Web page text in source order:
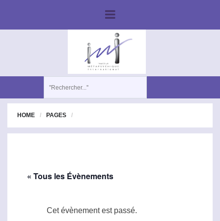
HOME PAGES
« Tous les Évènements
Cet évènement est passé.